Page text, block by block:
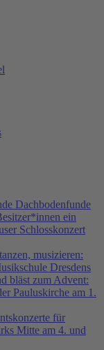
Dachbodenfunde
ein
Schlosskonzert
musizieren:
Dresdens
bläst zum Advent:
Pauluskirche am 1.
für
Mitte am 4. und